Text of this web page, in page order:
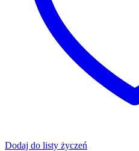
Dodaj do listy życzeń